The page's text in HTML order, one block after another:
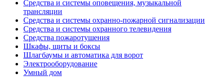
Средства и системы оповещения, музыкальной
трансляции
Средства и системы охранно-пожарной сигнализации
Средства и системы охранного телевидения
Средства пожаротушения
Шкафы, щиты и боксы
Шлагбаумы и автоматика для ворот
Электрооборудование
Умный дом